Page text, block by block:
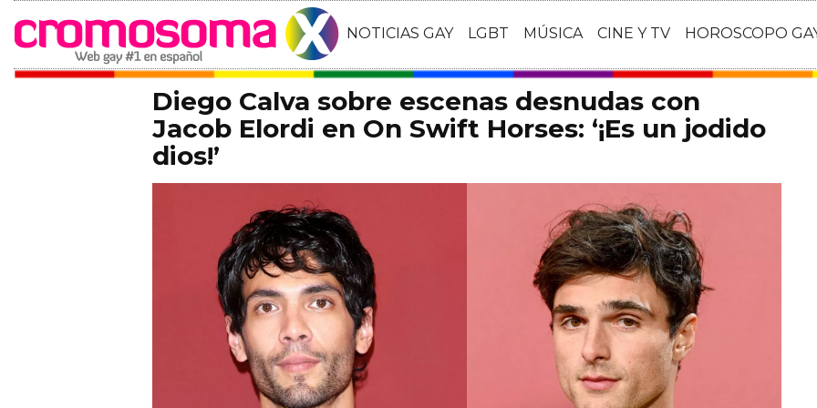
NOTICIAS GAY LGBT MÚSICA CINE Y TV HOROSCOPO
Diego Calva sobre escenas desnudas con
Jacob Elordi en On Swift Horses: ‘¡Es un jodido
dios!’